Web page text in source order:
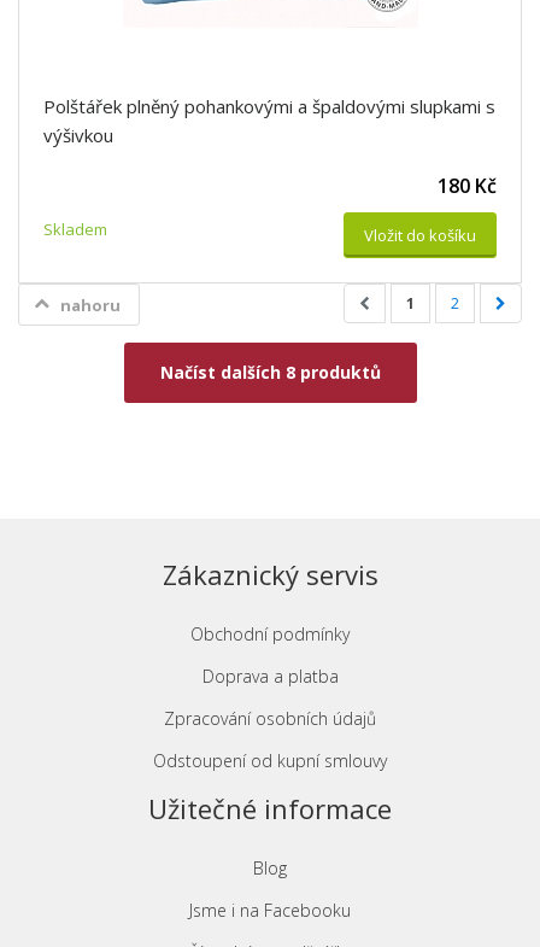
Polštářek plněný pohankovými a špaldovými slupkami s
výšivkou
Skladem
180 Kč
Vložit do košíku
nahoru 1 2
Načíst dalších 8 produktů
Zákaznický servis
Obchodní podmínky
Doprava a platba
Zpracování osobních údajů
Odstoupení od kupní smlouvy
Užitečné informace
Blog
Jsme i na Facebooku